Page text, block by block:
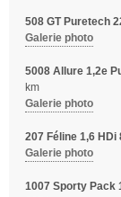
508 GT Puretech
Galerie photo
5008 Allure 1,2e
km
Galerie photo
207 Féline 1,6 HDi
Galerie photo
1007 Sporty Pack